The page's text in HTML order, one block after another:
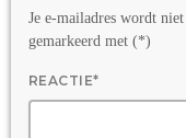
Je e-mailadres wordt
gemarkeerd met (*)
REACTIE*